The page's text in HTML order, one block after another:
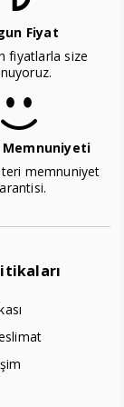
Fiyat
fiyatlarla size
memnuniyet